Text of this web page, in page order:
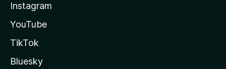
Instagram
YouTube
TikTok
Bluesky